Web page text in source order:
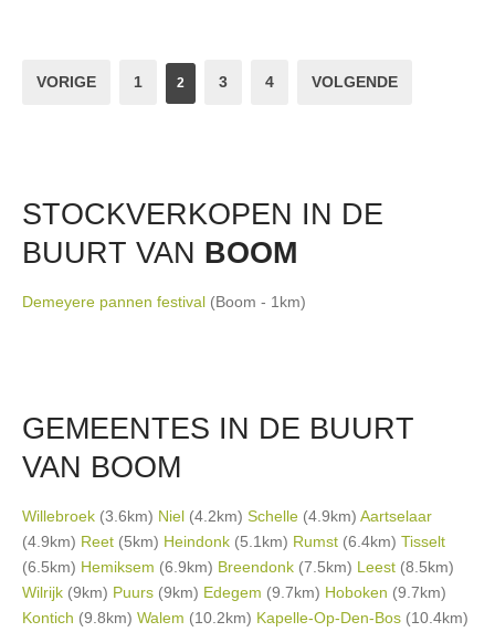
VORIGE 1 2 3 4 VOLGENDE
STOCKVERKOPEN IN DE
BUURT VAN BOOM
Demeyere pannen festival (Boom - 1km)
GEMEENTES IN DE BUURT
VAN BOOM
Willebroek (3.6km) Niel (4.2km) Schelle (4.9km) Aartselaar
(4.9km) Reet (5km) Heindonk (5.1km) Rumst (6.4km) Tisselt
(6.5km) Hemiksem (6.9km) Breendonk (7.5km) Leest (8.5km)
Wilrijk (9km) Puurs (9km) Edegem (9.7km) Hoboken (9.7km)
Kontich (9.8km) Walem (10.2km) Kapelle-Op-Den-Bos (10.4km)